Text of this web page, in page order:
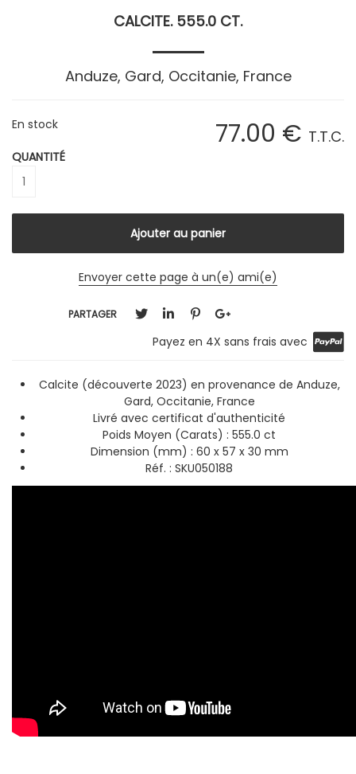
CALCITE. 555.0 CT.
Anduze, Gard, Occitanie, France
77.00 € T.T.C.
En stock
QUANTITÉ
Envoyer cette page à un(e) ami(e)
PARTAGER
Payez en 4X sans frais avec
Calcite (découverte 2023) en provenance de Anduze,
Gard, Occitanie, France
Livré avec certificat d'authenticité
Poids Moyen (Carats) : 555.0 ct
Dimension (mm) : 60 x 57 x 30 mm
Réf. : SKU050188